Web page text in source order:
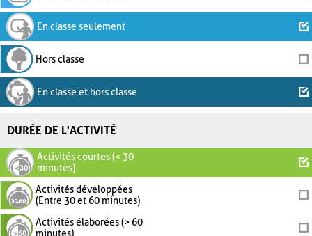
En classe seulement
Hors classe
En classe et hors classe
DURÉE DE L'ACTIVITÉ
Activités courtes (< 30
minutes)
Activités développées
(Entre 30 et 60 minutes)
Activités élaborées (> 60
minutes)